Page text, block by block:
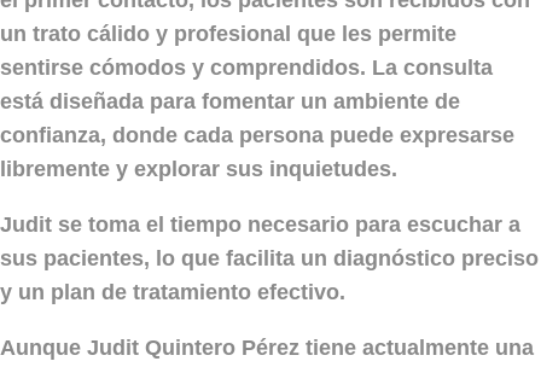
un trato cálido y profesional que les permite
sentirse cómodos y comprendidos. La consulta
está diseñada para fomentar un ambiente de
confianza, donde cada persona puede expresarse
libremente y explorar sus inquietudes.
Judit se toma el tiempo necesario para escuchar a
sus pacientes, lo que facilita un diagnóstico preciso
y un plan de tratamiento efectivo.
Aunque Judit Quintero Pérez tiene actualmente una